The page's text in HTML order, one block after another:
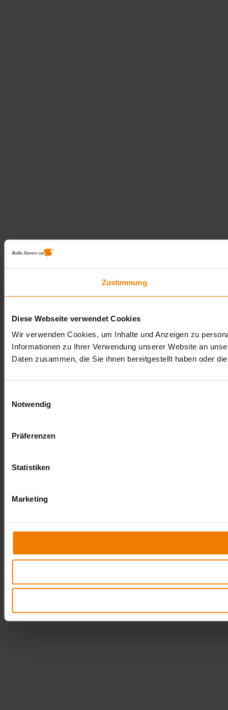
Zustimmung
Diese Webseite verwendet Cookies
Wir verwenden Cookies, um Inhalte und Anzeigen zu
Informationen zu Ihrer Verwendung unserer Website an
Daten zusammen, die Sie ihnen bereitgestellt haben oder
Notwendig
Präferenzen
Statistiken
Marketing